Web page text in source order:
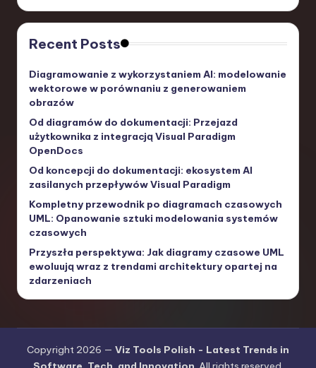
Recent Posts
Diagramowanie z wykorzystaniem AI: modelowanie
wektorowe w porównaniu z generowaniem
obrazów
Od diagramów do dokumentacji: Przejazd
użytkownika z integracją Visual Paradigm
OpenDocs
Od koncepcji do dokumentacji: ekosystem AI
zasilanych przepływów Visual Paradigm
Kompletny przewodnik po diagramach czasowych
UML: Opanowanie sztuki modelowania systemów
czasowych
Przyszła perspektywa: Jak diagramy czasowe UML
ewoluują wraz z trendami architektury opartej na
zdarzeniach
Copyright 2026 — Viz Tools Polish - Latest Trends in